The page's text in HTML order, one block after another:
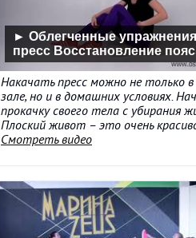
► Облегченные
пресс Восстановление
Накачать пресс можно не только
зале, но и в домашних условиях.
прокачку своего тела с убирания
Плоский живот – это очень
Смотреть видео